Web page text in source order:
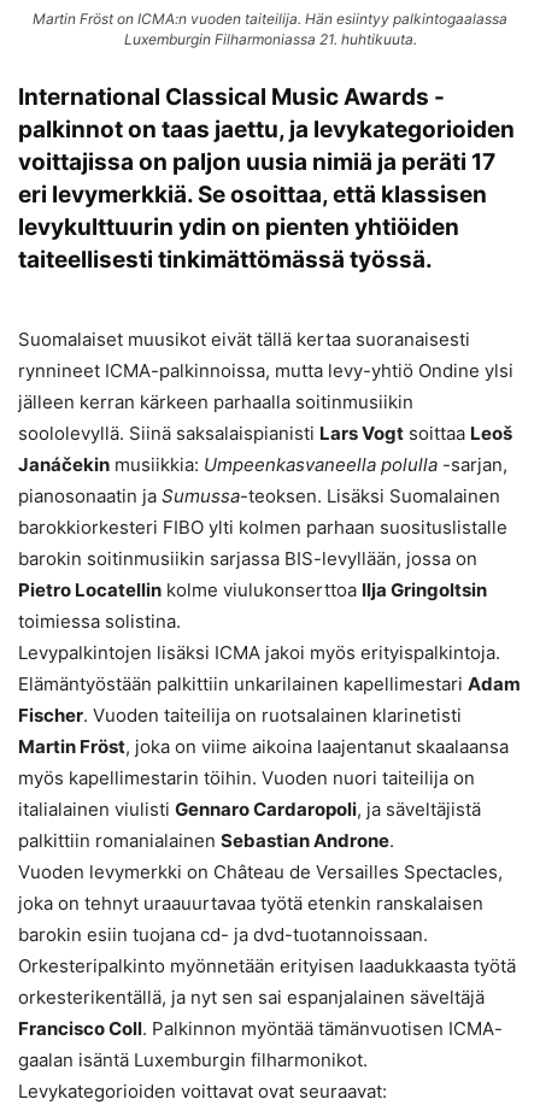
Martin Fröst on ICMA:n vuoden taiteilija. Hän esiintyy palkintogaalassa
Luxemburgin Filharmoniassa 21. huhtikuuta.
International Classical Music Awards -
palkinnot on taas jaettu, ja levykategorioiden
voittajissa on paljon uusia nimiä ja peräti 17
eri levymerkkiä. Se osoittaa, että klassisen
levykulttuurin ydin on pienten yhtiöiden
taiteellisesti tinkimättömässä työssä.
Suomalaiset muusikot eivät tällä kertaa suoranaisesti
rynnineet ICMA-palkinnoissa, mutta levy-yhtiö Ondine ylsi
jälleen kerran kärkeen parhaalla soitinmusiikin
soololevyllä. Siinä saksalaispianisti Lars Vogt soittaa Leoš
Janáčekin musiikkia: Umpeenkasvaneella polulla -sarjan,
pianosonaatin ja Sumussa-teoksen. Lisäksi Suomalainen
barokkiorkesteri FIBO ylti kolmen parhaan suosituslistalle
barokin soitinmusiikin sarjassa BIS-levyllään, jossa on
Pietro Locatellin kolme viulukonserttoa Ilja Gringoltsin
toimiessa solistina.
Levypalkintojen lisäksi ICMA jakoi myös erityispalkintoja.
Elämäntyöstään palkittiin unkarilainen kapellimestari Adam
Fischer. Vuoden taiteilija on ruotsalainen klarinetisti
Martin Fröst, joka on viime aikoina laajentanut skaalaansa
myös kapellimestarin töihin. Vuoden nuori taiteilija on
italialainen viulisti Gennaro Cardaropoli, ja säveltäjistä
palkittiin romanialainen Sebastian Androne.
Vuoden levymerkki on Château de Versailles Spectacles,
joka on tehnyt uraauurtavaa työtä etenkin ranskalaisen
barokin esiin tuojana cd- ja dvd-tuotannoissaan.
Orkesteripalkinto myönnetään erityisen laadukkaasta työtä
orkesterikentällä, ja nyt sen sai espanjalainen säveltäjä
Francisco Coll. Palkinnon myöntää tämänvuotisen ICMA-
gaalan isäntä Luxemburgin filharmonikot.
Levykategorioiden voittavat ovat seuraavat: